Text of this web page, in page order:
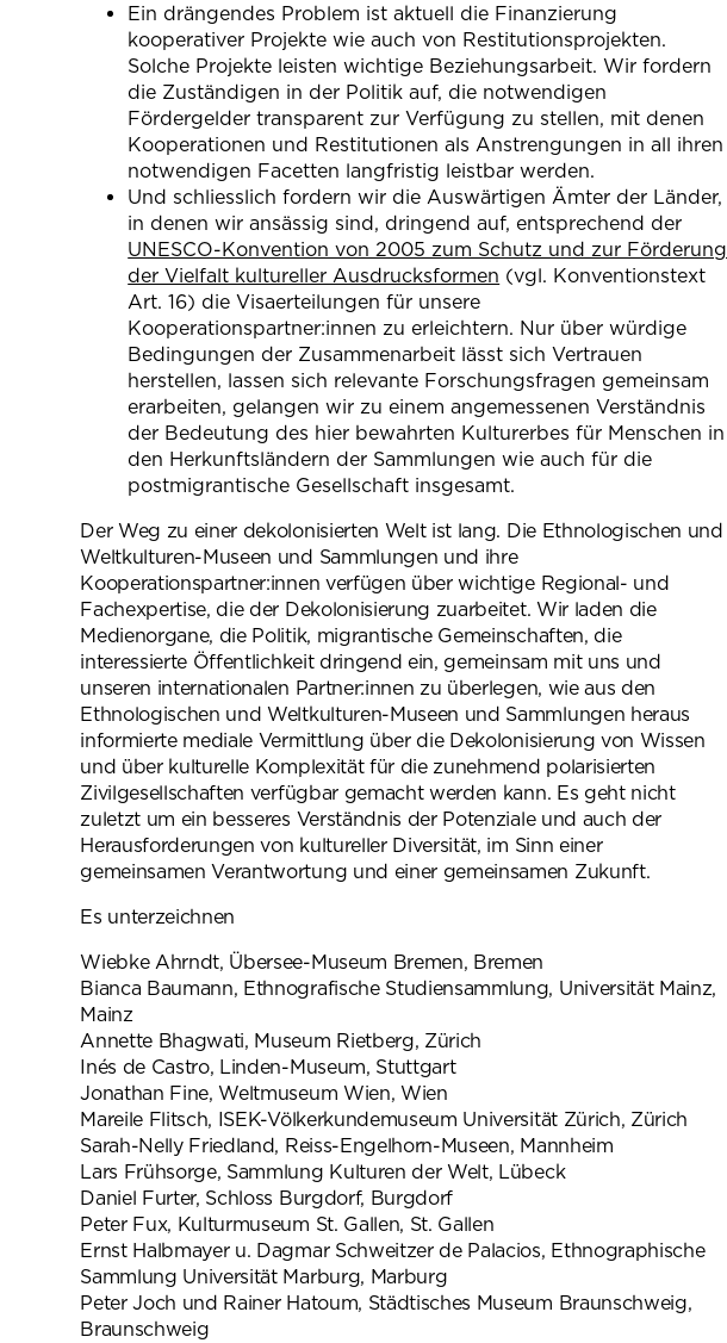
Ein drängendes Problem ist aktuell die Finanzierung
kooperativer Projekte wie auch von Restitutionsprojekten.
Solche Projekte leisten wichtige Beziehungsarbeit. Wir fordern
die Zuständigen in der Politik auf, die notwendigen
Fördergelder transparent zur Verfügung zu stellen, mit denen
Kooperationen und Restitutionen als Anstrengungen in all ihren
not­wendigen Facetten langfristig leistbar werden.
Und schliesslich fordern wir die Auswärtigen Ämter der Länder,
in denen wir ansässig sind, dringend auf, entsprechend der
UNESCO-Konvention von 2005 zum Schutz und zur Förderung
der Vielfalt kultureller Ausdrucksformen (vgl. Konventionstext
Art. 16) die Visaerteilungen für unsere
Kooperationspartner:innen zu erleichtern. Nur über würdige
Bedingungen der Zusammenarbeit lässt sich Vertrauen
herstellen, lassen sich relevante Forschungsfragen gemeinsam
erarbeiten, gelangen wir zu einem angemessenen Verständ­nis
der Bedeutung des hier bewahrten Kulturerbes für Menschen in
den Herkunftsländern der Sammlungen wie auch für die
postmigrantische Gesellschaft insgesamt.
Der Weg zu einer dekolonisierten Welt ist lang. Die Ethnologischen und
Weltkulturen-Mu­seen und Sammlungen und ihre
Kooperationspartner:innen verfügen über wichtige Regional- und
Fachexpertise, die der Dekolonisierung zuarbeitet. Wir laden die
Medienorgane, die Politik, migrantische Gemeinschaften, die
interessierte Öffentlichkeit dringend ein, gemein­sam mit uns und
unseren internationalen Partner:innen zu überlegen, wie aus den
Ethnolo­gischen und Weltkulturen-Museen und Sammlungen heraus
informierte mediale Vermittlung über die Dekolonisierung von Wissen
und über kulturelle Komplexität für die zunehmend polarisierten
Zivilgesellschaften verfügbar gemacht werden kann. Es geht nicht
zuletzt um ein besseres Verständnis der Potenziale und auch der
Herausforderungen von kultureller Diver­sität, im Sinn einer
gemeinsamen Verantwortung und einer gemeinsamen Zukunft.
Es unterzeichnen
Wiebke Ahrndt, Übersee-Museum Bremen, Bremen
Bianca Baumann, Ethnografische Studiensammlung, Universität Mainz,
Mainz
Annette Bhagwati, Museum Rietberg, Zürich
Inés de Castro, Linden-Museum, Stuttgart
Jonathan Fine, Weltmuseum Wien, Wien
Mareile Flitsch, ISEK-Völkerkundemuseum Universität Zürich, Zürich
Sarah-Nelly Friedland, Reiss-Engelhorn-Museen, Mannheim
Lars Frühsorge, Sammlung Kulturen der Welt, Lübeck
Daniel Furter, Schloss Burgdorf, Burgdorf
Peter Fux, Kulturmuseum St. Gallen, St. Gallen
Ernst Halbmayer u. Dagmar Schweitzer de Palacios, Ethnographische
Sammlung Universität Marburg, Marburg
Peter Joch und Rainer Hatoum, Städtisches Museum Braunschweig,
Braunschweig